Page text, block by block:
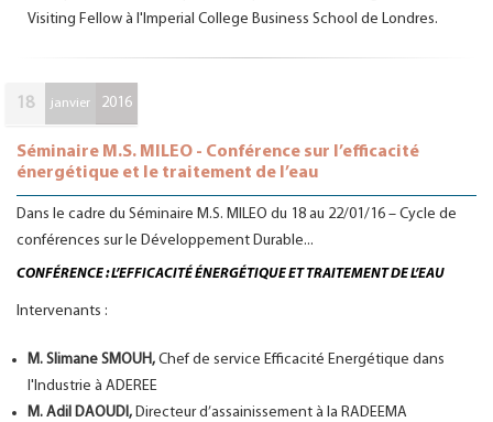
Visiting Fellow à l'Imperial College Business School de Londres.
18 janvier 2016
Séminaire M.S. MILEO - Conférence sur l’efficacité
énergétique et le traitement de l’eau
Dans le cadre du Séminaire M.S. MILEO du 18 au 22/01/16 – Cycle de
conférences sur le Développement Durable...
CONFÉRENCE : L’EFFICACITÉ ÉNERGÉTIQUE ET TRAITEMENT DE L’EAU
Intervenants :
M. Slimane SMOUH, Chef de service Efficacité Energétique dans
l'Industrie à ADEREE
M. Adil DAOUDI, Directeur d’assainissement à la RADEEMA